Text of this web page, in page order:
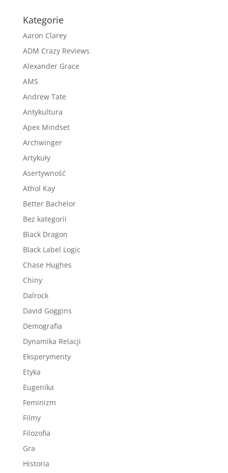
Kategorie
Aaron Clarey
ADM Crazy Reviews
Alexander Grace
AMS
Andrew Tate
Antykultura
Apex Mindset
Archwinger
Artykuły
Asertywność
Athol Kay
Better Bachelor
Bez kategorii
Black Dragon
Black Label Logic
Chase Hughes
Chiny
Dalrock
David Goggins
Demografia
Dynamika Relacji
Eksperymenty
Etyka
Eugenika
Feminizm
Filmy
Filozofia
Gra
Historia